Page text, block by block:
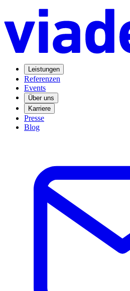
Leistungen
Referenzen
Events
Über uns
Karriere
Presse
Blog